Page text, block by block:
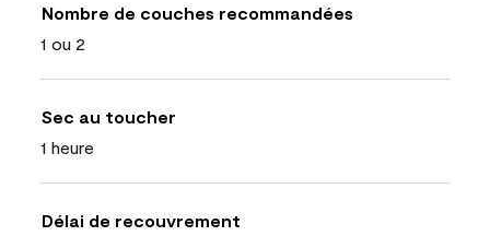
Nombre de couches recommandées
1 ou 2
Sec au toucher
1 heure
Délai de recouvrement